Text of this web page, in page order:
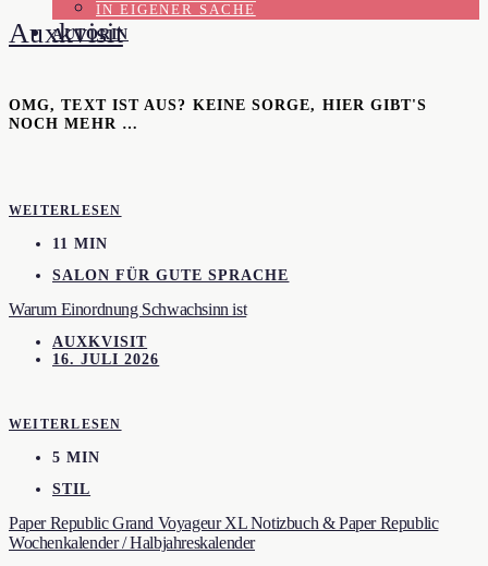
IN EIGENER SACHE
AUTORIN
Auxkvisit
OMG, TEXT IST AUS? KEINE SORGE, HIER GIBT'S
NOCH MEHR …
WEITERLESEN
11 MIN
SALON FÜR GUTE SPRACHE
Warum Einordnung Schwachsinn ist
AUXKVISIT
16. JULI 2026
WEITERLESEN
5 MIN
STIL
Paper Republic Grand Voyageur XL Notizbuch & Paper Republic
Wochenkalender / Halbjahreskalender